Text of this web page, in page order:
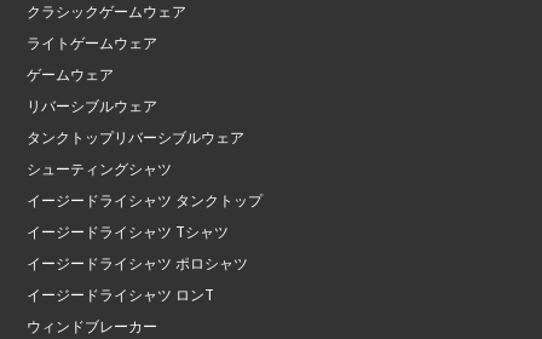
クラシックゲームウェア
ライトゲームウェア
ゲームウェア
リバーシブルウェア
タンクトップリバーシブルウェア
シューティングシャツ
イージードライシャツ タンクトップ
イージードライシャツ Tシャツ
イージードライシャツ ポロシャツ
イージードライシャツ ロンT
ウィンドブレーカー